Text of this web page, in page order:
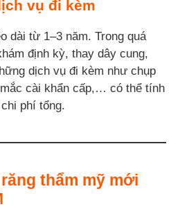
vụ đi kèm
dài từ 1–3 năm. Trong quá
định kỳ, thay dây cung,
dịch vụ đi kèm như chụp
cài khẩn cấp,… có thể tính
phí tổng.
thẩm mỹ mới